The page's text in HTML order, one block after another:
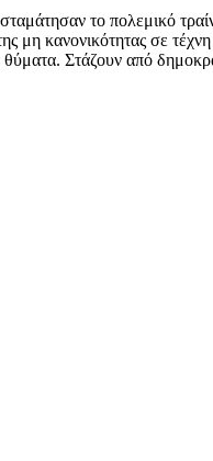
το πολεμικό
μη κανονικότητας σε
Στάζουν από